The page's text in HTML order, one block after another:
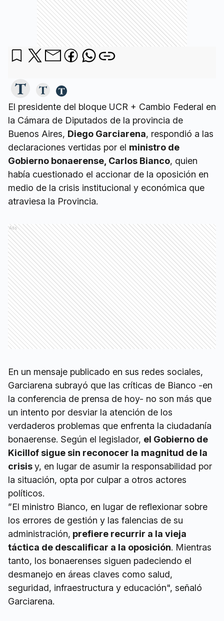
El presidente del bloque UCR + Cambio Federal en
la Cámara de Diputados de la provincia de
Buenos Aires, Diego Garciarena, respondió a las
declaraciones vertidas por el ministro de
Gobierno bonaerense, Carlos Bianco, quien
había cuestionado el accionar de la oposición en
medio de la crisis institucional y económica que
atraviesa la Provincia.
Ads
En un mensaje publicado en sus redes sociales,
Garciarena subrayó que las críticas de Bianco -en
la conferencia de prensa de hoy- no son más que
un intento por desviar la atención de los
verdaderos problemas que enfrenta la ciudadanía
bonaerense. Según el legislador, el Gobierno de
Kicillof sigue sin reconocer la magnitud de la
crisisy, en lugar de asumir la responsabilidad por
la situación, opta por culpar a otros actores
políticos.
”El ministro Bianco, en lugar de reflexionar sobre
los errores de gestión y las falencias de su
administración, prefiere recurrir a la vieja
táctica de descalificar a la oposición. Mientras
tanto, los bonaerenses siguen padeciendo el
desmanejo en áreas claves como salud,
seguridad, infraestructura y educación", señaló
Garciarena.